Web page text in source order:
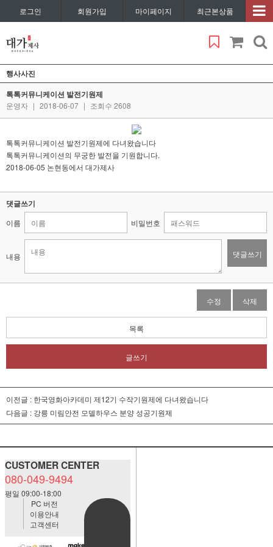
로그인 회원가입 마이페이지 최근본상품
행사사진
톡톡커뮤니케이션 발전기원제
운영자 | 2018-06-07 | 조회수 2608
톡톡커뮤니케이션 발전기원제에 다녀왔습니다
톡톡커뮤니케이션의 무궁한 발전을 기원합니다.
2018-06-05 논현동에서 대가제사
댓글쓰기
이름 비밀번호
내용 댓글쓰기
수정 삭제
목록
글쓰기
이전글 : 한국영화아카데미 제12기 수작기원제에 다녀왔습니다
다음글 : 강릉 미림안전 모델하우스 분양 성공기원제
CUSTOMER CENTER
080-049-9494
평일 09:00-18:00
PC 버전
이용안내
고객센터